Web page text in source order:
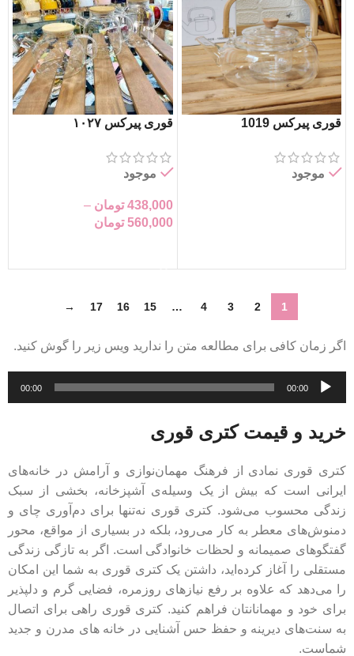
قوری پیرکس 1019
موجود
قوری پیرکس ۱۰۲۷
موجود
438,000 تومان –
560,000 تومان
1
2
3
4
…
15
16
17
→
اگر زمان کافی برای مطالعه متن را ندارید ویس زیر را گوش کنید.
پخش‌کننده
صوت
00:00
00:00
خرید و قیمت کتری قوری
کتری قوری نمادی از فرهنگ مهمان‌نوازی و آرامش در خانه‌های
ایرانی است که بیش از یک وسیله‌ی آشپزخانه، بخشی از سبک
زندگی محسوب می‌شود. کتری قوری نه‌تنها برای دم‌آوری چای و
دمنوش‌های معطر به کار می‌رود، بلکه در بسیاری از مواقع، محور
گفتگوهای صمیمانه و لحظات خانوادگی است. اگر به تازگی زندگی
مستقلی را آغاز کرده‌اید، داشتن یک کتری قوری به شما این امکان
را می‌دهد که علاوه بر رفع نیازهای روزمره، فضایی گرم و دلپذیر
برای خود و مهمانانتان فراهم کنید. کتری قوری راهی برای اتصال
به سنت‌های دیرینه و حفظ حس آشنایی در خانه های مدرن و جدید
شماست.